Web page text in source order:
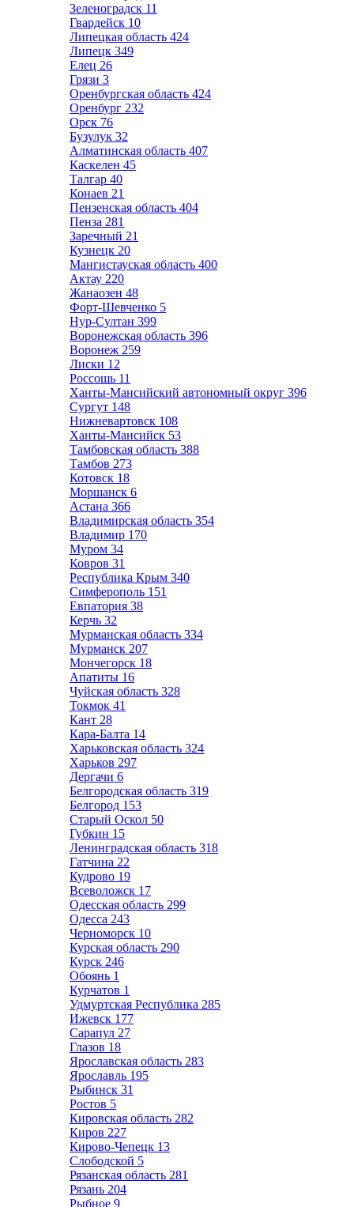
Зеленоградск 11
Гвардейск 10
Липецкая область 424
Липецк 349
Елец 26
Грязи 3
Оренбургская область 424
Оренбург 232
Орск 76
Бузулук 32
Алматинская область 407
Каскелен 45
Талгар 40
Конаев 21
Пензенская область 404
Пенза 281
Заречный 21
Кузнецк 20
Мангистауская область 400
Актау 220
Жанаозен 48
Форт-Шевченко 5
Нур-Султан 399
Воронежская область 396
Воронеж 259
Лиски 12
Россошь 11
Ханты-Мансийский автономный округ 396
Сургут 148
Нижневартовск 108
Ханты-Мансийск 53
Тамбовская область 388
Тамбов 273
Котовск 18
Моршанск 6
Астана 366
Владимирская область 354
Владимир 170
Муром 34
Ковров 31
Республика Крым 340
Симферополь 151
Евпатория 38
Керчь 32
Мурманская область 334
Мурманск 207
Мончегорск 18
Апатиты 16
Чуйская область 328
Токмок 41
Кант 28
Кара-Балта 14
Харьковская область 324
Харьков 297
Дергачи 6
Белгородская область 319
Белгород 153
Старый Оскол 50
Губкин 15
Ленинградская область 318
Гатчина 22
Кудрово 19
Всеволожск 17
Одесская область 299
Одесса 243
Черноморск 10
Курская область 290
Курск 246
Обоянь 1
Курчатов 1
Удмуртская Республика 285
Ижевск 177
Сарапул 27
Глазов 18
Ярославская область 283
Ярославль 195
Рыбинск 31
Ростов 5
Кировская область 282
Киров 227
Кирово-Чепецк 13
Слободской 5
Рязанская область 281
Рязань 204
Рыбное 9